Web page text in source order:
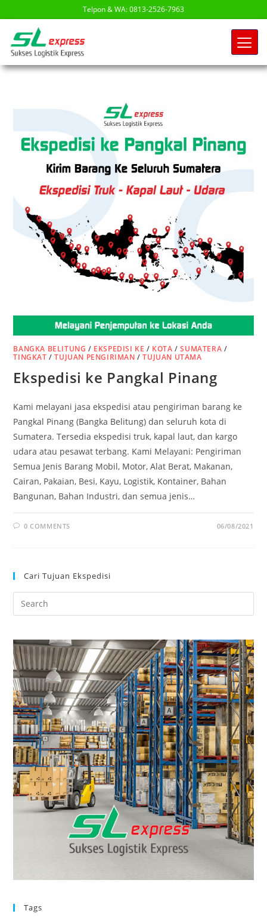
Telpon & WA: 0813-2526-7963
BANGKA BELITUNG / EKSPEDISI KE / KOTA /SUMATERA /
TINGKAT /TUJUAN PENGIRIMAN /TUJUAN UTAMA
Ekspedisi ke Pangkal Pinang
Kami melayani jasa ekspedisi atau pengiriman barang ke
Pangkal Pinang (Bangka Belitung) dan seluruh kota di
Sumatera. Tersedia ekspedisi truk, kapal laut, dan kargo
udara atau pesawat terbang. Kami Melayani: Pengiriman
Semua Jenis Barang Mobil, Motor, Alat Berat, Makanan,
Cairan, Pakaian, Besi, Kayu, Logistik, Kontainer, Bahan
Bangunan, Bahan Industri, dan semua jenis…
0 COMMENTS 06/08/2021
Cari Tujuan Ekspedisi
Tags